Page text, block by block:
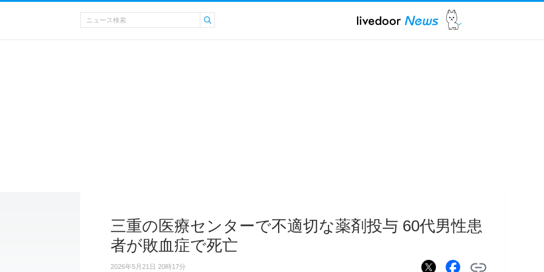
三重の医療センターで不適切な薬剤投与 60代男性患
者が敗血症で死亡
2026年5月21日 20時17分